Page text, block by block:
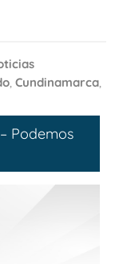
, Cundinamarca,
Podemos